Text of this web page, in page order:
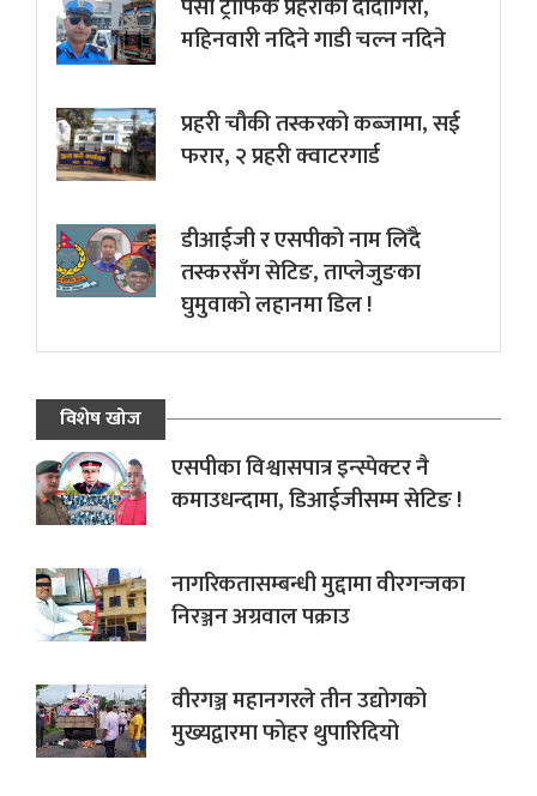
पर्सा ट्राफिक प्रहरीकाे दादागिरी,
महिनवारी नदिने गाडी चल्न नदिने
प्रहरी चौकी तस्करको कब्जामा, सई
फरार, २ प्रहरी क्वाटरगार्ड
डीआईजी र एसपीको नाम लिँदै
तस्करसँग सेटिङ, ताप्लेजुङका
घुमुवाको लहानमा डिल !
विशेष खोज
एसपीका विश्वासपात्र इन्स्पेक्टर नै
कमाउधन्दामा, डिआईजीसम्म सेटिङ !
नागरिकतासम्बन्धी मुद्दामा वीरगन्जका
निरञ्जन अग्रवाल पक्राउ
वीरगञ्ज महानगरले तीन उद्योगको
मुख्यद्वारमा फोहर थुपारिदियो